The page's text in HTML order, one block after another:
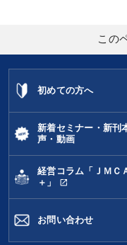
この
初めての方へ
新着セミナー・新刊
声・動画
経営コラム「ＪＭＣ
＋」
open_in_new
お問い合わせ